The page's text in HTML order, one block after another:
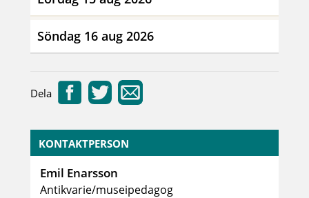
Söndag 16 aug 2026
Dela
KONTAKTPERSON
Emil Enarsson
Antikvarie/museipedagog